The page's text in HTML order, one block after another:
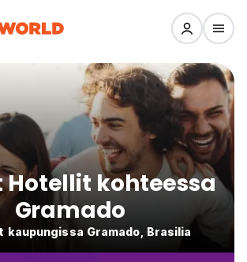
kohteessa
Gramado
kaupungissa Gramado, Brasilia